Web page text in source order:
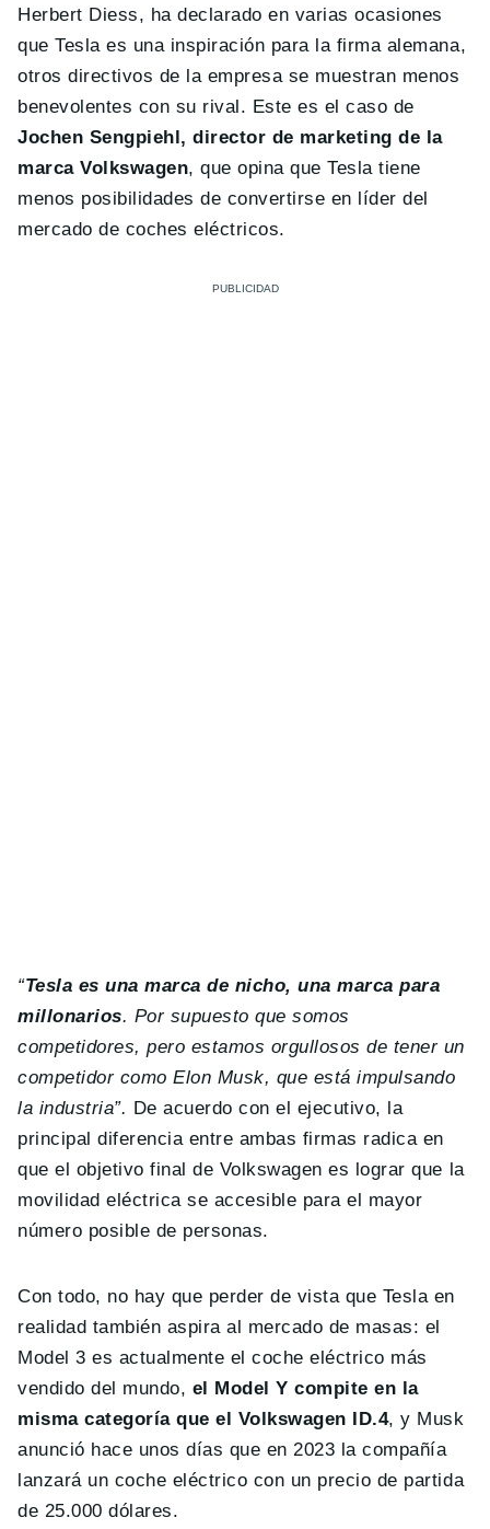
Herbert Diess, ha declarado en varias ocasiones
que Tesla es una inspiración para la firma alemana,
otros directivos de la empresa se muestran menos
benevolentes con su rival. Este es el caso de
Jochen Sengpiehl, director de marketing de la
marca Volkswagen, que opina que Tesla tiene
menos posibilidades de convertirse en líder del
mercado de coches eléctricos.
“Tesla es una marca de nicho, una marca para
millonarios. Por supuesto que somos
competidores, pero estamos orgullosos de tener un
competidor como Elon Musk, que está impulsando
la industria”. De acuerdo con el ejecutivo, la
principal diferencia entre ambas firmas radica en
que el objetivo final de Volkswagen es lograr que la
movilidad eléctrica se accesible para el mayor
número posible de personas.
Con todo, no hay que perder de vista que Tesla en
realidad también aspira al mercado de masas: el
Model 3 es actualmente el coche eléctrico más
vendido del mundo, el Model Y compite en la
misma categoría que el Volkswagen ID.4, y Musk
anunció hace unos días que en 2023 la compañía
lanzará un coche eléctrico con un precio de partida
de 25.000 dólares.